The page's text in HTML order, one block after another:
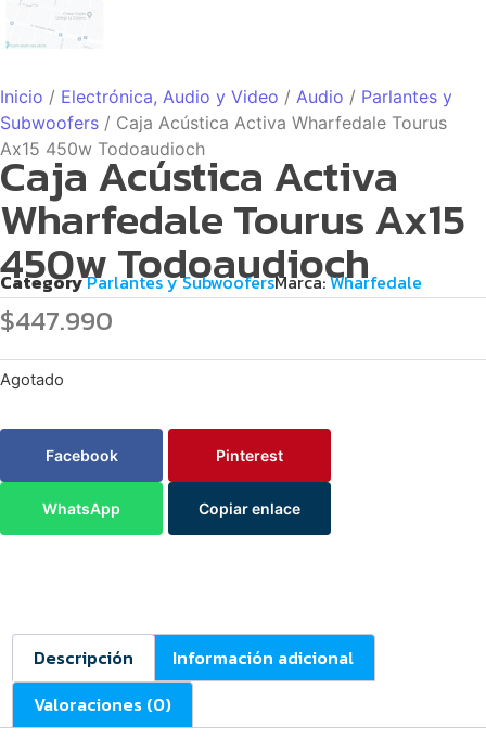
Inicio / Electrónica, Audio y Video / Audio / Parlantes y
Subwoofers / Caja Acústica Activa Wharfedale Tourus
Ax15 450w Todoaudioch
Caja Acústica Activa
Wharfedale Tourus Ax15
450w Todoaudioch
CategoryParlantes y SubwoofersMarca:Wharfedale
$447.990
Agotado
Facebook Pinterest
WhatsApp Copiar enlace
Descripción
Información adicional
Valoraciones (0)